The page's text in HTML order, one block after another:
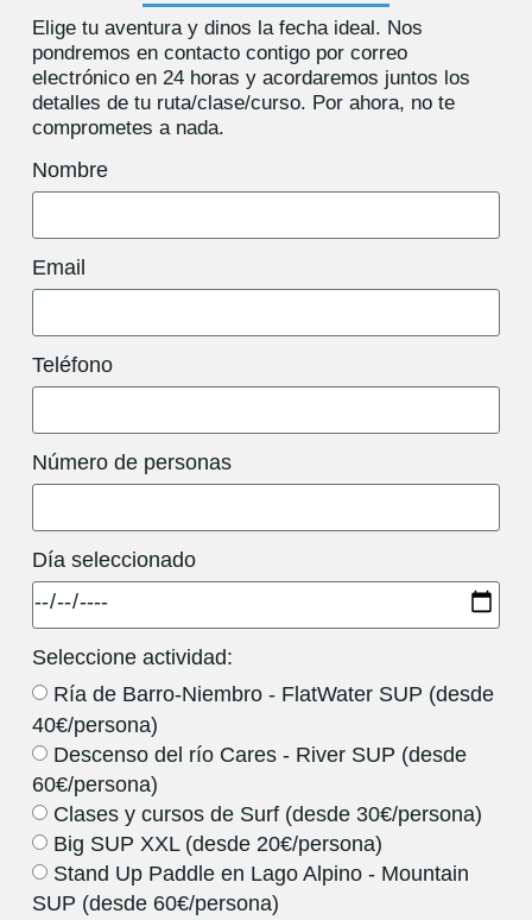
Elige tu aventura y dinos la fecha ideal. Nos
pondremos en contacto contigo por correo
electrónico en 24 horas y acordaremos juntos los
detalles de tu ruta/clase/curso. Por ahora, no te
comprometes a nada.
Nombre
Email
Teléfono
Número de personas
Día seleccionado
Seleccione actividad:
Ría de Barro-Niembro - FlatWater SUP (desde
40€/persona)
Descenso del río Cares - River SUP (desde
60€/persona)
Clases y cursos de Surf (desde 30€/persona)
Big SUP XXL (desde 20€/persona)
Stand Up Paddle en Lago Alpino - Mountain
SUP (desde 60€/persona)